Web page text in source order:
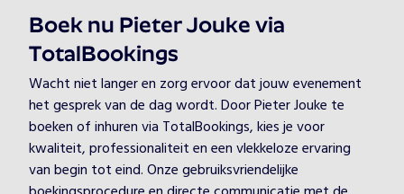
Boek nu Pieter Jouke via
TotalBookings
Wacht niet langer en zorg ervoor dat jouw evenement
het gesprek van de dag wordt. Door Pieter Jouke te
boeken of inhuren via TotalBookings, kies je voor
kwaliteit, professionaliteit en een vlekkeloze ervaring
van begin tot eind. Onze gebruiksvriendelijke